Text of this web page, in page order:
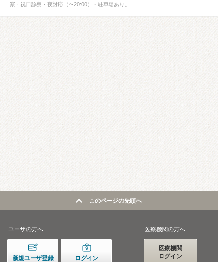
察・祝日診察・夜対応（〜20:00）・駐車場あり。
このページの先頭へ
ユーザの方へ
新規ユーザ登録 ログイン
医療機関の方へ
医療機関
ログイン